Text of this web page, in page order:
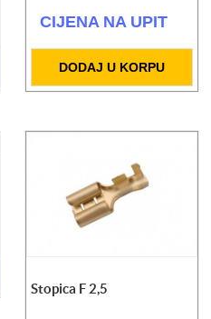
CIJENA NA UPIT
DODAJ U KORPU
Stopica F 2,5